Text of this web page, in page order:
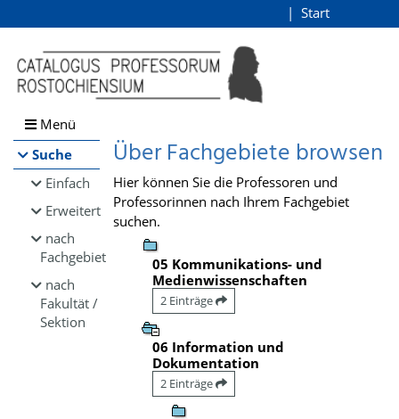
Browsen
direkt zum Inhalt
Start
Menü
Suche
Einfach
Erweitert
nach
Fachgebiet
nach
Fakultät /
Sektion
Über Fachgebiete browsen
Hier können Sie die Professoren und
Professorinnen nach Ihrem Fachgebiet
suchen.
05 Kommunikations- und
Medienwissenschaften
2 Einträge
06 Information und
Dokumentation
2 Einträge